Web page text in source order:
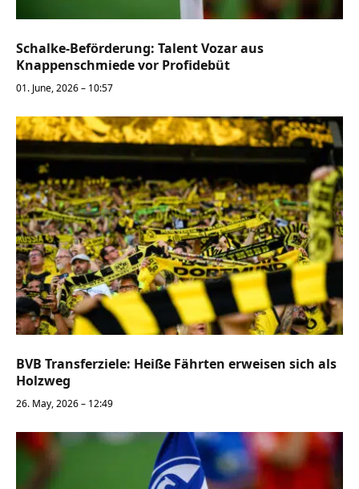
Schalke-Beförderung: Talent Vozar aus
Knappenschmiede vor Profidebüt
01. June, 2026 – 10:57
BVB Transferziele: Heiße Fährten erweisen sich als
Holzweg
26. May, 2026 – 12:49